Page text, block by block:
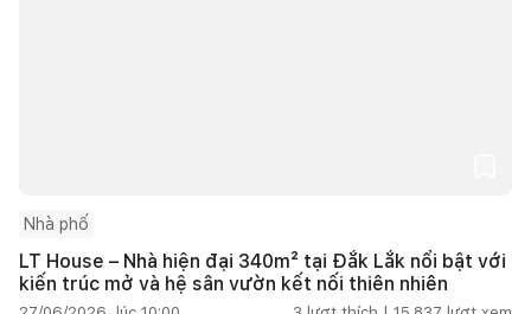
Nhà phố
LT House – Nhà hiện đại 340m² tại Đắk Lắk nổi bật với
kiến trúc mở và hệ sân vườn kết nối thiên nhiên